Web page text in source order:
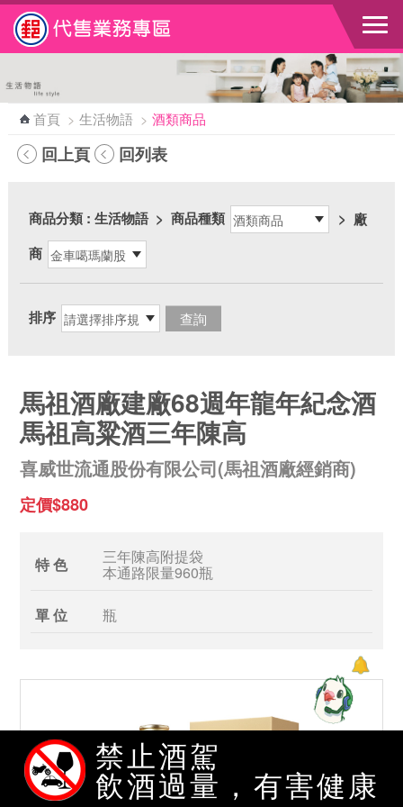
跳到主要內容區塊
首頁 > 生活物語 > 酒類商品
回上頁 回列表
商品分類: 生活物語 > 商品種類 > 廠
商
排序
馬祖酒廠建廠68週年龍年紀念酒
馬祖高粱酒三年陳高
喜威世流通股份有限公司(馬祖酒廠經銷商)
定價$880
特 色 三年陳高附提袋
本通路限量960瓶
單 位 瓶
禁止酒駕
飲酒過量，有害健康